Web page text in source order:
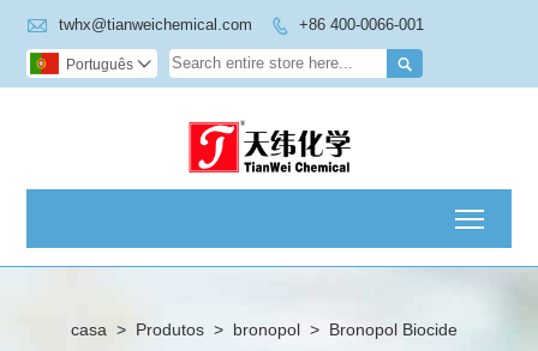
 twhx@tianweichemical.com  +86 400-0066-001

Português 
casa > Produtos > bronopol > Bronopol Biocide